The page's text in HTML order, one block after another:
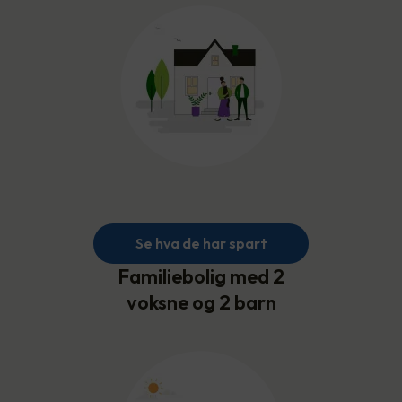
Se hva de har spart
Familiebolig med 2
voksne og 2 barn